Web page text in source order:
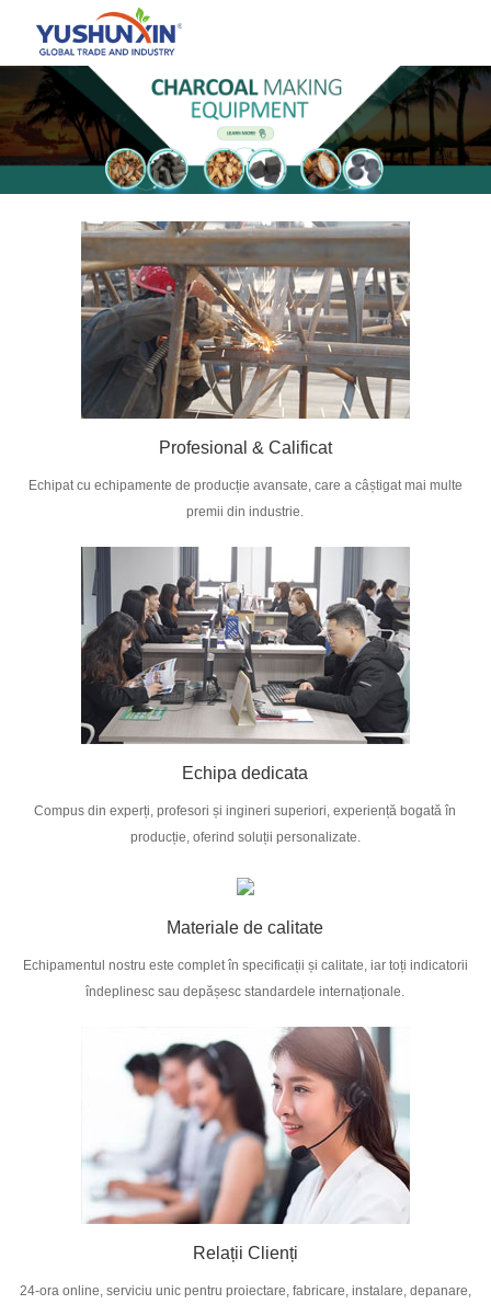
Profesional & Calificat
Echipat cu echipamente de producție avansate, care a câștigat mai multe
premii din industrie.
Echipa dedicata
Compus din experți, profesori și ingineri superiori, experiență bogată în
producție, oferind soluții personalizate.
Materiale de calitate
Echipamentul nostru este complet în specificații și calitate, iar toți indicatorii
îndeplinesc sau depășesc standardele internaționale.
Relații Clienți
24-ora online, serviciu unic pentru proiectare, fabricare, instalare, depanare,